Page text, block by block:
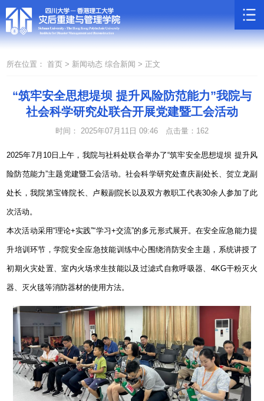
所在位置： 首页 > 新闻动态综合新闻 > 正文
“筑牢安全思想堤坝 提升风险防范能力”我院与
社会科学研究处联合开展党建暨工会活动
时间： 2025年07月11日 09:46 点击量： 162
2025年7月 10日上午，我院与社科处联合举办了“筑牢安全思想堤坝 提升风
险防范能力”主题党建暨工会活动。社会科学研究处查庆副处长、贺立龙副
处长，我院第宝锋院长、卢毅副院长以及双方教职工代表30余人参加了此
次活动。
本次活动采用“理论+实践”“学习+交流”的多元形式展开。在安全应急能力提
升培训环节，学院安全应急技能训练中心围绕消防安全主题，系统讲授了
初期火灾处置、室内火场求生技能以及过滤式自救呼吸器、 4KG干粉灭火
器、灭火毯等消防器材的使用方法。